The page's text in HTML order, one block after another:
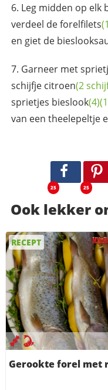
Leg midden op elk
verdeel deforelfilets
en giet de
Garneer met
schijfje citroen(2
sprietjes bieslook(4)
van een theelepeltje
25 25
Ook lekker
RECEPT
Gerookte forel met